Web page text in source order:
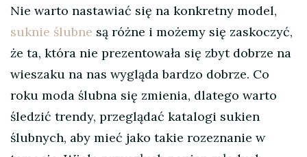
Nie warto nastawiać się na konkretny model,
suknie ślubne są różne i możemy się zaskoczyć,
że ta, która nie prezentowała się zbyt dobrze na
wieszaku na nas wygląda bardzo dobrze. Co
roku moda ślubna się zmienia, dlatego warto
śledzić trendy, przeglądać katalogi sukien
ślubnych, aby mieć jako takie rozeznanie w